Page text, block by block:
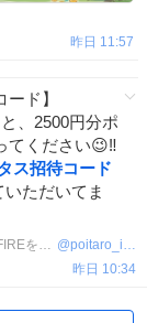
昨日 11:57
ード】
、2500円分ポ
てください😉‼️
ス招待コード
ただいてま
NEO社内ニート2.0⚡️残業中（1.5億達成）👦FIREを夢見る社畜投資家！ @poitaro_inv
昨日 10:34